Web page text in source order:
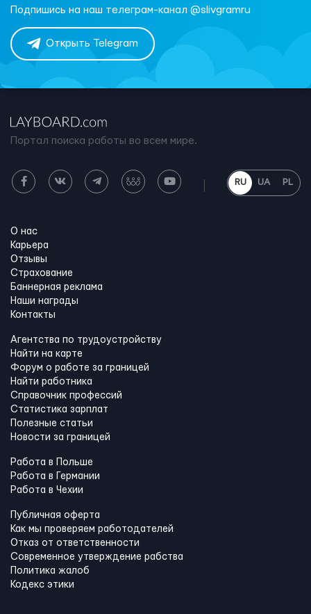
Подпишись на наш телеграм-канал @slivgramru
Открыть Telegram
Портал поиска работы во всем мире.
RU UA PL
О нас
Карьера
Отзывы
Страхование
Баннерная реклама
Наши награды
Контакты
Агентства по трудоустройству
Найти на карте
Форум о работе за границей
Найти работника
Справочник профессий
Статистика зарплат
Полезные статьи
Новости за границей
Работа в Польше
Работа в Германии
Работа в Чехии
Публичная оферта
Как мы проверяем работодателей
Отказ от ответственности
Современное утверждение рабства
Политика жалоб
Кодекс этики